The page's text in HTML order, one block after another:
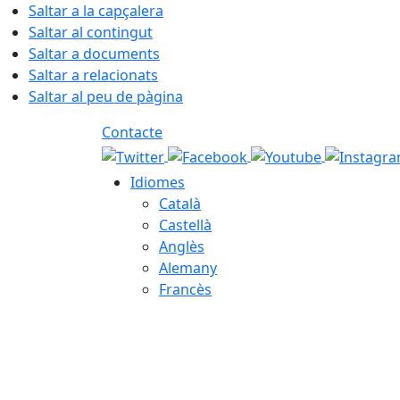
Saltar a la capçalera
Saltar al contingut
Saltar a documents
Saltar a relacionats
Saltar al peu de pàgina
Contacte
Idiomes
Català
Castellà
Anglès
Alemany
Francès